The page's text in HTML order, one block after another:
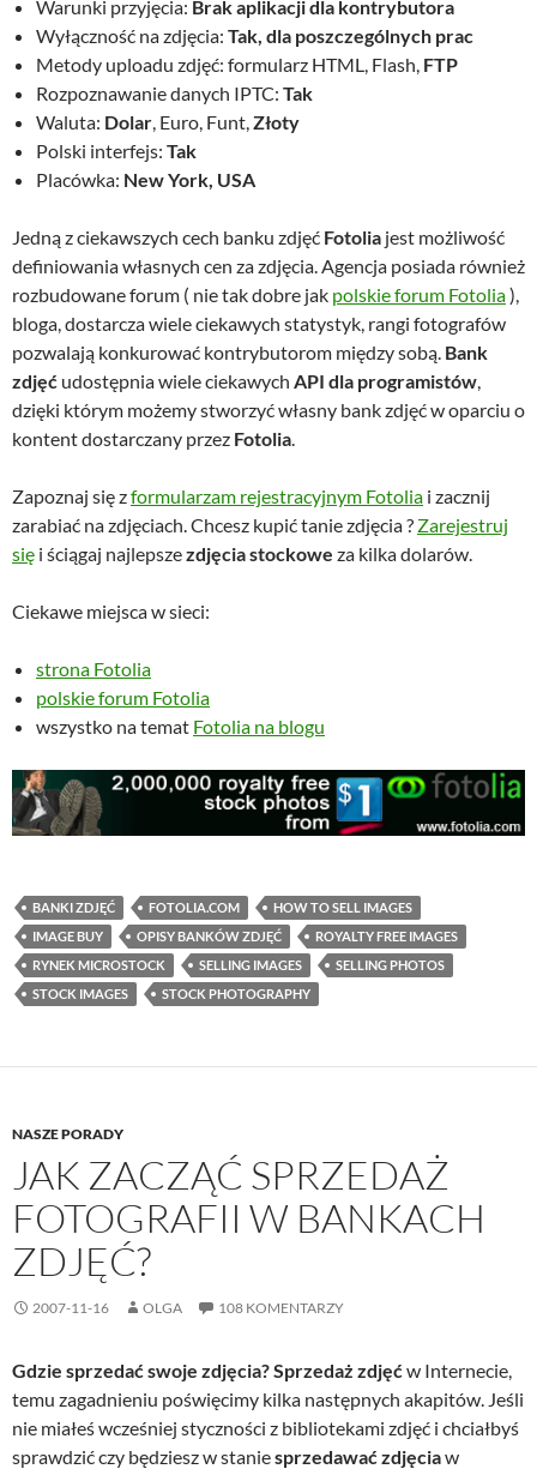
Warunki przyjęcia: Brak aplikacji dla kontrybutora
Wyłączność na zdjęcia: Tak, dla poszczególnych prac
Metody uploadu zdjęć: formularz HTML, Flash, FTP
Rozpoznawanie danych IPTC: Tak
Waluta: Dolar , Euro, Funt, Złoty
Polski interfejs: Tak
Placówka: New York, USA
Jedną z ciekawszych cech banku zdjęć Fotolia jest możliwość
definiowania własnych cen za zdjęcia. Agencja posiada również
rozbudowane forum ( nie tak dobre jak polskie forum Fotolia),
bloga, dostarcza wiele ciekawych statystyk, rangi fotografów
pozwalają konkurować kontrybutorom między sobą. Bank
zdjęć udostępnia wiele ciekawych API dla programistów
dzięki którym możemy stworzyć własny bank zdjęć w oparciu o
kontent dostarczany przez Fotolia
Zapoznaj się zformularzam rejestracyjnym Fotolia i zacznij
zarabiać na zdjęciach. Chcesz kupić tanie zdjęcia ? Zarejestruj
się i ściągaj najlepszezdjęcia stockowe za kilka dolarów.
Ciekawe miejsca w sieci:
strona Fotolia
polskie forum Fotolia
wszystko na temat Fotolia na blogu
BANKI ZDJĘĆ FOTOLIA.COM
HOW TO SELL IMAGES
IMAGE BUY
OPISY BANKÓW ZDJĘĆ
ROYALTY FREE IMAGES
RYNEK MICROSTOCK
SELLING IMAGES
SELLING PHOTOS
STOCK IMAGES
STOCK PHOTOGRAPHY
NASZE PORADY
JAK ZACZĄĆ SPRZEDAŻ
FOTOGRAFII W BANKACH
ZDJĘĆ?
2007-11-16 OLGA 108 KOMENTARZY
Gdzie sprzedać swoje zdjęcia? Sprzedaż zdjęć w Internecie,
temu zagadnieniu poświęcimy kilka następnych akapitów. Jeśli
nie miałeś wcześniej styczności z bibliotekami zdjęć i chciałbyś
sprawdzić czy będziesz w staniesprzedawać zdjęciaw